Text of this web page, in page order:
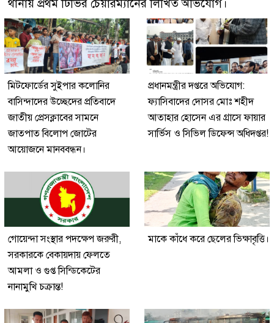
থানায় প্রথম টিভির চেয়ারম্যানের লিখিত অভিযোগ।
মিটফোর্ডের সুইপার কলোনির
বাসিন্দাদের উচ্ছেদের প্রতিবাদে
জাতীয় প্রেসক্লাবের সামনে
জাতপাত বিলোপ জোটের
আয়োজনে মানববন্ধন।
প্রধানমন্ত্রীর দপ্তরে অভিযোগ:
ফ্যাসিবাদের দোসর মোঃ শহীদ
আতাহার হোসেন এর গ্রাসে ফায়ার
সার্ভিস ও সিভিল ডিফেন্স অধিদপ্তর!
গোয়েন্দা সংস্থার পদক্ষেপ জরুরী,
সরকারকে বেকায়দায় ফেলতে
আমলা ও গুপ্ত সিন্ডিকেটের
নানামুখি চক্রান্ত!
মাকে কাঁধে করে ছেলের ভিক্ষাবৃত্তি।